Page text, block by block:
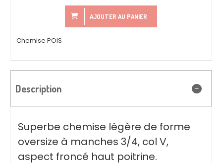
AJOUTER AU PANIER
Chemise POIS
Description
Superbe chemise légère de forme
oversize à manches 3/4, col V,
aspect froncé haut poitrine.